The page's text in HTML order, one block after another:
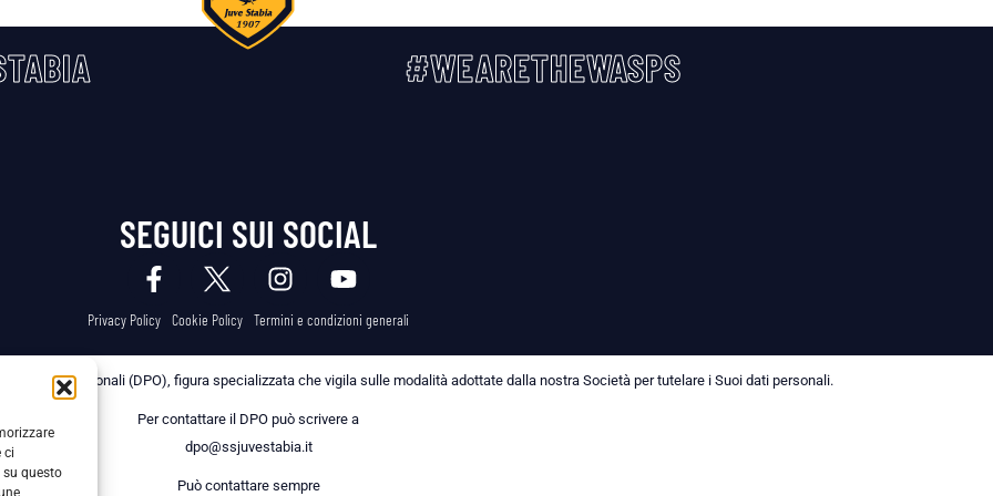
ci
questo
#WEARETHEWASPS
SEGUICI SUI SOCIAL
Privacy Policy Cookie Policy Termini e condizioni generali
dei Dati Personali (DPO), figura specializzata che vigila sulle modalità adottate dalla nostra Società per tutelare i Suoi dati personali.
Per contattare il DPO può scrivere a
dpo@ssjuvestabia.it
Può contattare sempre